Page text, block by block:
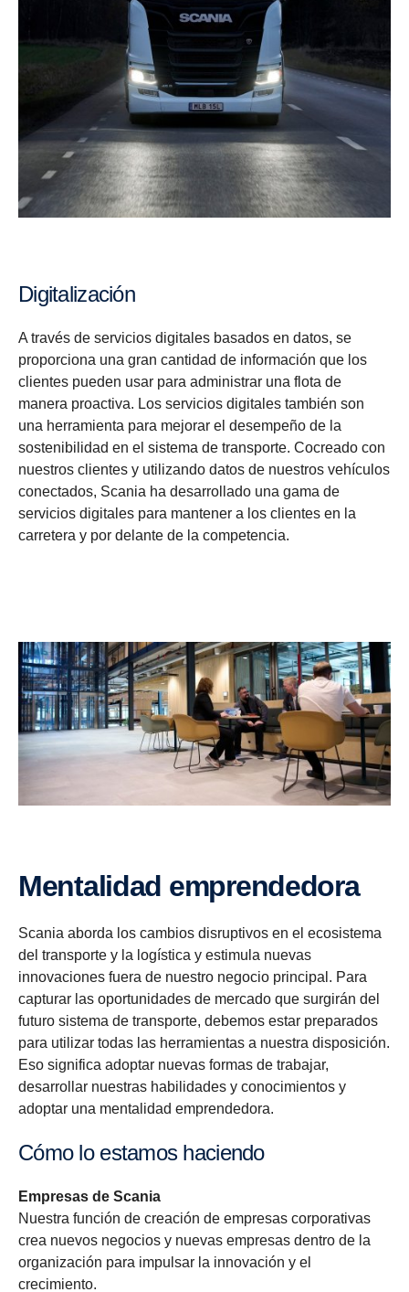
Digitalización
A través de servicios digitales basados en datos, se
proporciona una gran cantidad de información que los
clientes pueden usar para administrar una flota de
manera proactiva. Los servicios digitales también son
una herramienta para mejorar el desempeño de la
sostenibilidad en el sistema de transporte. Cocreado con
nuestros clientes y utilizando datos de nuestros vehículos
conectados, Scania ha desarrollado una gama de
servicios digitales para mantener a los clientes en la
carretera y por delante de la competencia.
Mentalidad emprendedora
Scania aborda los cambios disruptivos en el ecosistema
del transporte y la logística y estimula nuevas
innovaciones fuera de nuestro negocio principal. Para
capturar las oportunidades de mercado que surgirán del
futuro sistema de transporte, debemos estar preparados
para utilizar todas las herramientas a nuestra disposición.
Eso significa adoptar nuevas formas de trabajar,
desarrollar nuestras habilidades y conocimientos y
adoptar una mentalidad emprendedora.
Cómo lo estamos haciendo
Empresas de Scania
Nuestra función de creación de empresas corporativas
crea nuevos negocios y nuevas empresas dentro de la
organización para impulsar la innovación y el
crecimiento.